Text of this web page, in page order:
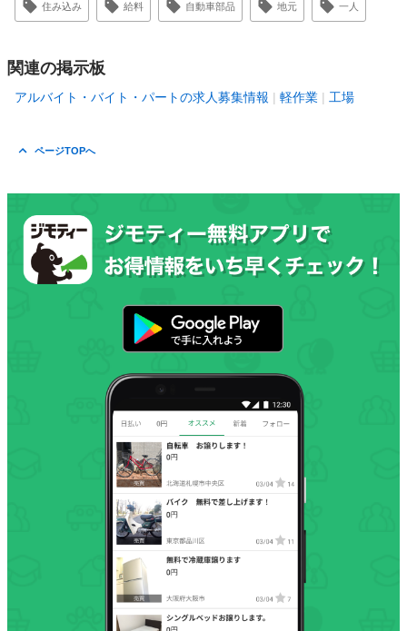
住み込み 給料 自動車部品 地元 一人
関連の掲示板
アルバイト・バイト・パートの求人募集情報 軽作業 工場
ページTOPへ